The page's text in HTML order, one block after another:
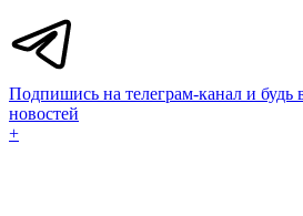
Подпишись на телеграм-канал и будь
новостей
+